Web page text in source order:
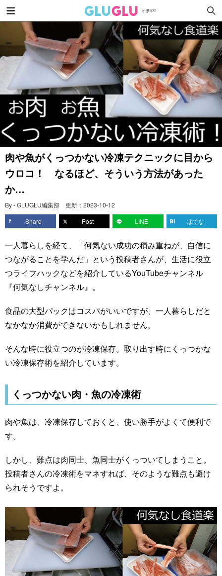
肉や魚がくっつかない冷凍テクニックに目から
ウロコ！ なるほど、そういう方法があった
か…
By - GLUGLU編集部 更新： 2023-10-12
Share
Post LINE はてな
一人暮らしを経て、「何気ない成功の積み重ねが、自信に
つながることを学んだ」という投稿者さんが、生活に役立
つライフハックなどを紹介しているYouTubeチャンネル
『何気なしチャンネル』。
食品の大型パックはコスパがいいですが、一人暮らしだと
なかなか消費ができないかもしれません。
そんな時に役立つのが冷凍保存。取り出す時にくっつかな
い冷凍保存術を紹介しています。
くっつかない肉・魚の冷凍術
肉や魚は、冷凍保存しておくと、使い勝手がよくて便利で
す。
しかし、難点は肉同士、魚同士がくっついてしまうこと。
投稿者さんの冷凍術をマネすれば、そのような難点も避け
られそうですよ。